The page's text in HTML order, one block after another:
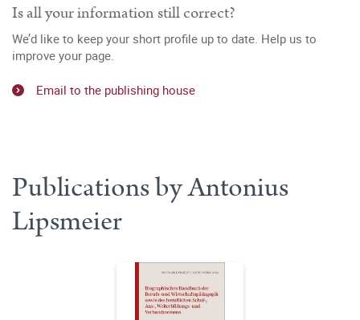
Is all your information still correct?
We’d like to keep your short profile up to date. Help us to
improve your page.
Email to the publishing house
Publications by Antonius
Lipsmeier